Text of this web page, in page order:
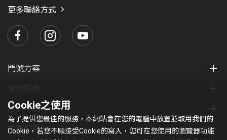
更多聯絡方式
門號方案
關於我們
集團服務
Cookie之使用
為了提供您最佳的服務，本網站會在您的電腦中放置並取用我們的
Cookie，若您不願接受Cookie的寫入，您可在您使用的瀏覽器功能